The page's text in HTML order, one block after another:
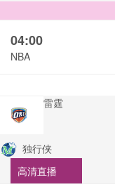
04:00
NBA
雷霆
独行侠
高清直播